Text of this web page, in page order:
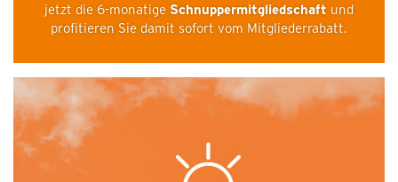
jetzt die 6-monatige Schnuppermitgliedschaft und
profitieren Sie damit sofort vom Mitgliederrabatt.